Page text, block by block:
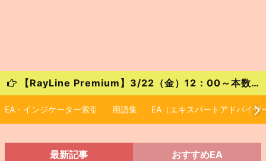
【RayLine Premium】3/22（金）12：00～本数限定の大特価キャンペーンが始まります！
EA・インジケーター索引 用語集 EA（エキスパートアドバイザ
最新記事 おすすめEA